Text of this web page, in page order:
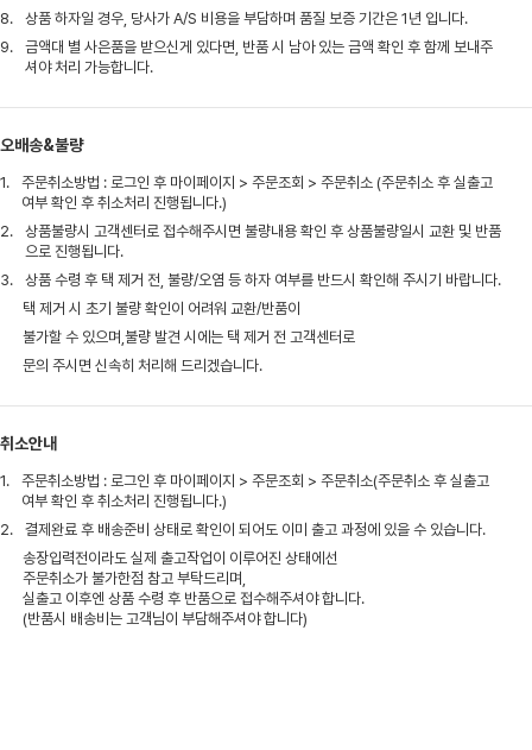
8.
상품 하자일 경우, 당사가 A/S 비용을 부담하며 품질 보증 기간은 1년 입니다.
9.
금액대 별 사은품을 받으신게 있다면, 반품 시 남아 있는 금액 확인 후 함께 보내주
셔야 처리 가능합니다.
오배송&불량
1.
주문취소방법 : 로그인 후 마이페이지 > 주문조회 > 주문취소 (주문취소 후 실출고
여부 확인 후 취소처리 진행됩니다.)
2.
상품불량시 고객센터로 접수해주시면 불량내용 확인 후 상품불량일시 교환 및 반품
으로 진행됩니다.
3.
상품 수령 후 택 제거 전, 불량/오염 등 하자 여부를 반드시 확인해 주시기 바랍니다.
택 제거 시 초기 불량 확인이 어려워 교환/반품이
불가할 수 있으며,불량 발견 시에는 택 제거 전 고객센터로
문의 주시면 신속히 처리해 드리겠습니다.
취소안내
1.
주문취소방법 : 로그인 후 마이페이지 > 주문조회 > 주문취소(주문취소 후 실출고
여부 확인 후 취소처리 진행됩니다.)
2.
결제완료 후 배송준비 상태로 확인이 되어도 이미 출고 과정에 있을 수 있습니다.
송장입력전이라도 실제 출고작업이 이루어진 상태에선
주문취소가 불가한점 참고 부탁드리며,
실출고 이후엔 상품 수령 후 반품으로 접수해주셔야 합니다.
(반품시 배송비는 고객님이 부담해주셔야 합니다)